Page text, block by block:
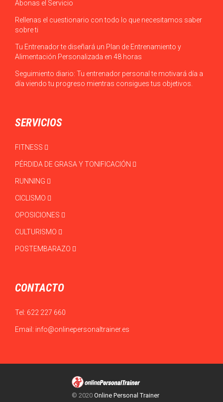
Abonas el Servicio
Rellenas el cuestionario con todo lo que necesitamos saber
sobre ti
Tu Entrenador te diseñará un Plan de Entrenamiento y
Alimentación Personalizada en 48 horas
Seguimiento diario: Tu entrenador personal te motivará día a
día viendo tu progreso mientras consigues tus objetivos.
SERVICIOS
FITNESS
PÉRDIDA DE GRASA Y TONIFICACIÓN
RUNNING
CICLISMO
OPOSICIONES
CULTURISMO
POSTEMBARAZO
CONTACTO
Tel: 622 227 660
Email: info@onlinepersonaltrainer.es
© 2020 Online Personal Trainer